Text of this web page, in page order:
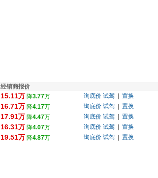
经销商报价
15.11万 降3.77万 询底价 试驾
置换
16.71万 降4.17万 询底价 试驾
置换
17.91万 降4.47万 询底价 试驾
置换
16.31万 降4.07万 询底价 试驾
置换
19.51万 降4.87万 询底价 试驾 置换